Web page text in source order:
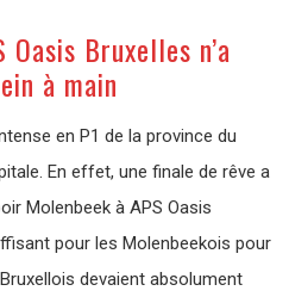
Oasis Bruxelles n’a
à main
en P1 de la province du
En effet, une finale de rêve a
Molenbeek à APS Oasis
pour les Molenbeekois pour
devaient absolument